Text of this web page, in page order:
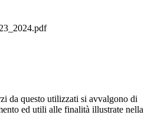
da questo utilizzati si avvalgono di
ed utili alle finalità illustrate nella